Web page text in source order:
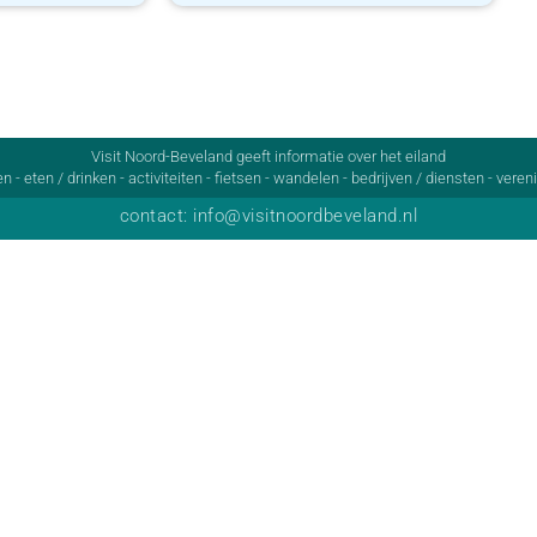
Visit Noord-Beveland geeft informatie over het eiland
- eten / drinken - activiteiten - fietsen - wandelen - bedrijven / diensten -
contact: info@visitnoordbeveland.nl